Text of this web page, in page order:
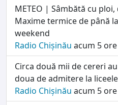
METEO | Sâmbătă cu
Maxime termice de până
weekend
Radio Chișinău acum 5 ore
Circa două mii de cereri
doua de admitere la
Radio Chișinău acum 5 ore